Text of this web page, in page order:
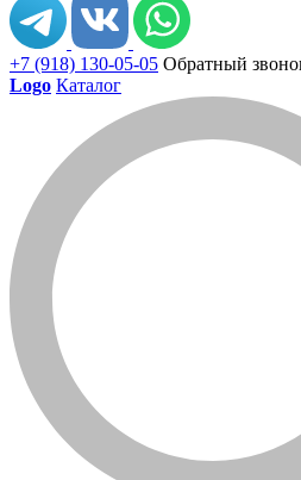
+7 (918) 130-05-05 Обратный
Logo Каталог